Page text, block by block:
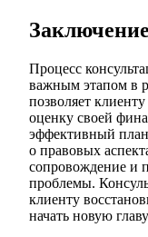
Заключение
Процесс
важным этапом в
позволяет
оценку своей
эффективный
о правовых
сопровождение и
проблемы.
клиенту
начать новую